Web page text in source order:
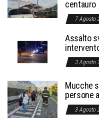
centauro
7 Agosto
Assalto
3 Agosto
Mucche
persone
3 Agosto